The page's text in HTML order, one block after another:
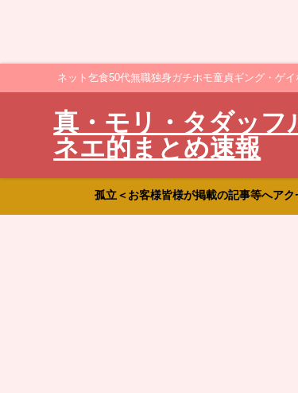
ネット乞食50代無職独身ガチホモ童貞ギング・ゲ
真・モリ・タダッフ
ネエ的まとめ速報
孤立＜お客様皆様が掲載の記事等へア